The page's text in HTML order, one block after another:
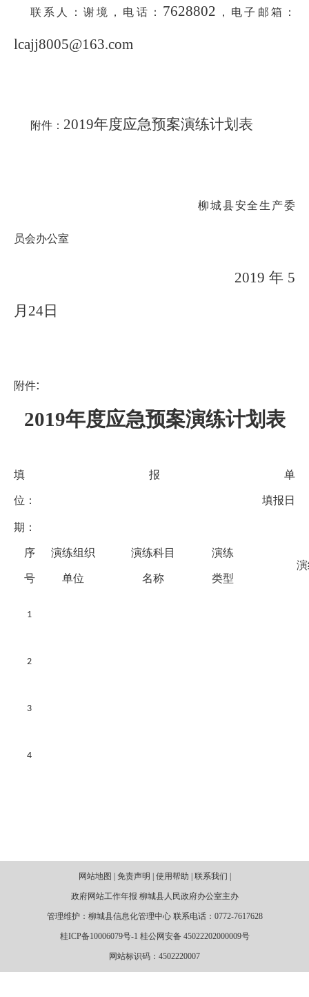
联系人：谢境，电话： 7628802 ，电子邮箱：
lcajj8005@163.com
附件： 2019年度应急预案演练计划表
柳城县安全生产委
员会办公室
2019年5
月24日
附件:
2019年度应急预案演练计划表
填报单
位： 填报日
期：
序
号
演练组织
单位
演练科目
名称
演练
类型
1
2
3
4
网站地图 | 免责声明 | 使用帮助 | 联系我们 |
政府网站工作年报 柳城县人民政府办公室主办
管理维护：柳城县信息化管理中心 联系电话：0772-7617628
桂ICP备10006079号-1 桂公网安备 45022202000009号
网站标识码：4502220007